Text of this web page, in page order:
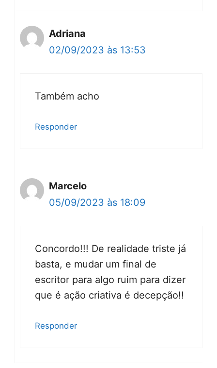
Adriana
02/09/2023 às 13:53
Também acho
Responder
Marcelo
05/09/2023 às 18:09
Concordo!!! De realidade triste já
basta, e mudar um final de
escritor para algo ruim para dizer
que é ação criativa é decepção!!
Responder